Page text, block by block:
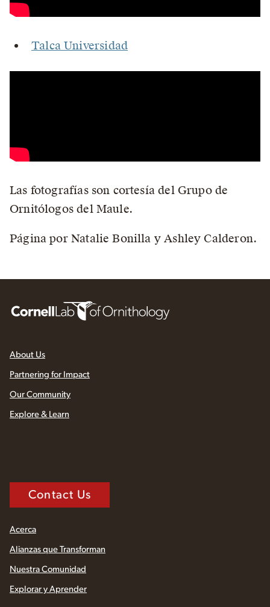
Talca Universidad
Las fotografías son cortesía del Grupo de
Ornitólogos del Maule.
Página por Natalie Bonilla y Ashley Calderon.
About Us
Partnering for Impact
Our Community
Explore & Learn
Contact Us
Acerca
Alianzas que Transforman
Nuestra Comunidad
Explorar y Aprender